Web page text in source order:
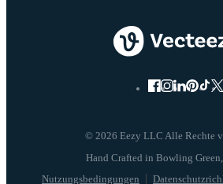
© 2026 Eezy LLC Alle Rechte
Nutzungsbedingungen